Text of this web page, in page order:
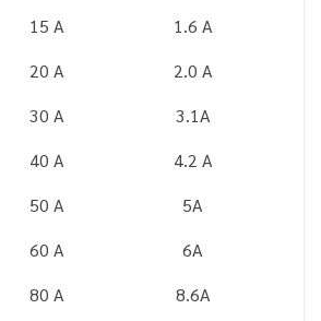
15 A
1.6 A
20 A
2.0 A
30 A
3.1A
40 A
4.2 A
50 A
5A
60 A
6A
80 A
8.6A